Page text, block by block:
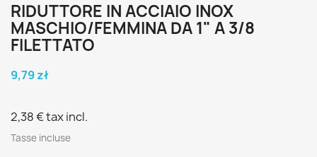
RIDUTTORE IN ACCIAIO INOX
MASCHIO/FEMMINA DA 1" A 3/8
FILETTATO
9,79 zł
2,38 €tax incl.
Tasse incluse